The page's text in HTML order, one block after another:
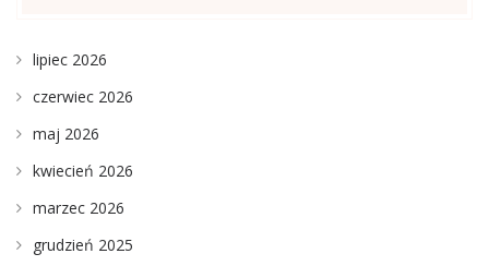
lipiec 2026
czerwiec 2026
maj 2026
kwiecień 2026
marzec 2026
grudzień 2025